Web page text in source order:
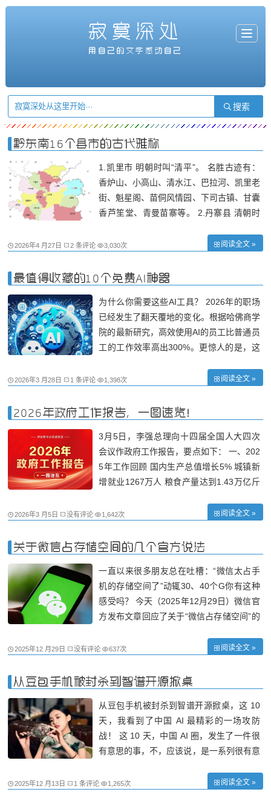
T
o
a
t
i
o
寂寞深处
用自己的文字感动自己
黔东南16个县市的古代雅称
1.凯里市 明朝时叫“清平”。 名胜古迹有：
香炉山、小高山、清水江、巴拉河、凯里老
街、魁星阁、苗侗风情园、下司古镇、甘囊
香芦笙堂、青曼苗寨等。 2.丹寨县 清朝时
田、排廷瀑布、马寨万亩茶园、打鼓井、金
桥皮纸作坊、金汞矿业遗址等。 3.麻
2026年4 月27日 2 条评论 3,030次 阅读全文 »
最值得收藏的10个免费AI神器
为什么你需要这些AI工具？ 2026年的职场
已经发生了翻天覆地的变化。根据哈佛商学
院的最新研究，高效使用AI的员工比普通员
工的工作效率高出300%。更惊人的是，这
时间。 但问题来了：市面上的AI工具成千
通人的？ 我想下面这10个工具绝对值得你
2026年3 月28日 1 条评论 1,398次 阅读全文 »
2026年政府工作报告，一图速览！
3月5日，李强总理向十四届全国人大四次
会议作政府工作报告，要点如下： 一、202
5年工作回顾 国内生产总值增长5% 城镇新
增就业1267万人 粮食产量达到1.43万亿斤
国内生产总值年均增长5.4% 制造业增加值
配收入年均增长5.4% 城镇新增就业累计超
2026年3 月5日 没有评论 1,642次 阅读全文 »
关于微信占存储空间的几个官方说法
一直以来很多朋友总在吐槽：“微信太占手
机的存储空间了”动辄30、40个G你有这种
感受吗？ 今天（2025年12月29日）微信官
方发布文章回应了关于“微信占存储空间”的
复存储吗? 不会。在聊天场景下，同一份文
用了一个叫"硬链接"的技术，它一般由手
2025年12 月29日 没有评论 637次 阅读全文 »
从豆包手机被封杀到智谱开源掀桌
从豆包手机被封杀到智谱开源掀桌，这 10
天，我看到了中国 AI 最精彩的一场攻防
战！ 这 10 天，中国 AI 圈，发生了一件很
有意思的事，不，应该说，是一系列很有意
手机助手。 12 月 2 日，微信开始封号。 1
2025年12 月13日 1 条评论 1,265次 阅读全文 »